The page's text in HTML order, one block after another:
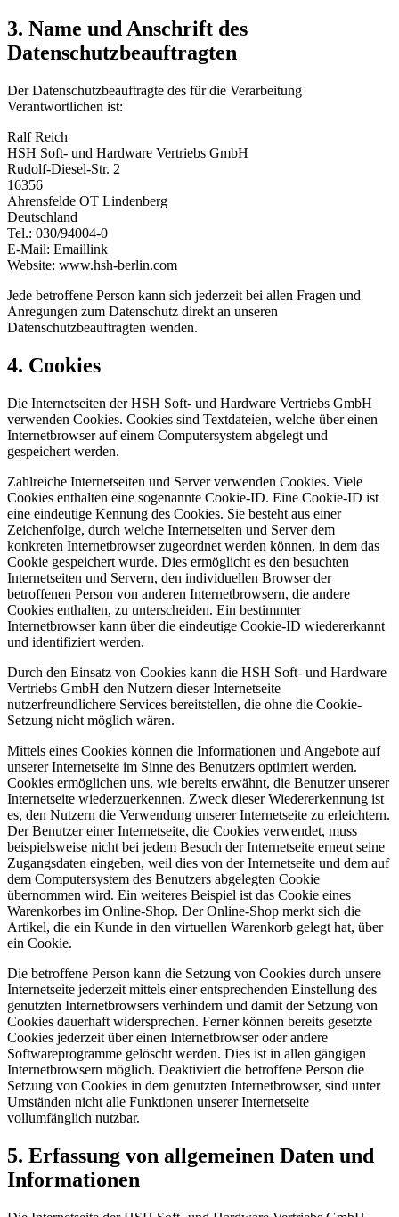
3. Name und Anschrift des
Datenschutzbeauftragten
Der Datenschutzbeauftragte des für die Verarbeitung
Verantwortlichen ist:
Ralf Reich
HSH Soft- und Hardware Vertriebs GmbH
Rudolf-Diesel-Str. 2
16356
Ahrensfelde OT Lindenberg
Deutschland
Tel.: 030/94004-0
E-Mail: Emaillink
Website: www.hsh-berlin.com
Jede betroffene Person kann sich jederzeit bei allen Fragen und
Anregungen zum Datenschutz direkt an unseren
Datenschutzbeauftragten wenden.
4. Cookies
Die Internetseiten der HSH Soft- und Hardware Vertriebs GmbH
verwenden Cookies. Cookies sind Textdateien, welche über einen
Internetbrowser auf einem Computersystem abgelegt und
gespeichert werden.
Zahlreiche Internetseiten und Server verwenden Cookies. Viele
Cookies enthalten eine sogenannte Cookie-ID. Eine Cookie-ID ist
eine eindeutige Kennung des Cookies. Sie besteht aus einer
Zeichenfolge, durch welche Internetseiten und Server dem
konkreten Internetbrowser zugeordnet werden können, in dem das
Cookie gespeichert wurde. Dies ermöglicht es den besuchten
Internetseiten und Servern, den individuellen Browser der
betroffenen Person von anderen Internetbrowsern, die andere
Cookies enthalten, zu unterscheiden. Ein bestimmter
Internetbrowser kann über die eindeutige Cookie-ID wiedererkannt
und identifiziert werden.
Durch den Einsatz von Cookies kann die HSH Soft- und Hardware
Vertriebs GmbH den Nutzern dieser Internetseite
nutzerfreundlichere Services bereitstellen, die ohne die Cookie-
Setzung nicht möglich wären.
Mittels eines Cookies können die Informationen und Angebote auf
unserer Internetseite im Sinne des Benutzers optimiert werden.
Cookies ermöglichen uns, wie bereits erwähnt, die Benutzer unserer
Internetseite wiederzuerkennen. Zweck dieser Wiedererkennung ist
es, den Nutzern die Verwendung unserer Internetseite zu erleichtern.
Der Benutzer einer Internetseite, die Cookies verwendet, muss
beispielsweise nicht bei jedem Besuch der Internetseite erneut seine
Zugangsdaten eingeben, weil dies von der Internetseite und dem auf
dem Computersystem des Benutzers abgelegten Cookie
übernommen wird. Ein weiteres Beispiel ist das Cookie eines
Warenkorbes im Online-Shop. Der Online-Shop merkt sich die
Artikel, die ein Kunde in den virtuellen Warenkorb gelegt hat, über
ein Cookie.
Die betroffene Person kann die Setzung von Cookies durch unsere
Internetseite jederzeit mittels einer entsprechenden Einstellung des
genutzten Internetbrowsers verhindern und damit der Setzung von
Cookies dauerhaft widersprechen. Ferner können bereits gesetzte
Cookies jederzeit über einen Internetbrowser oder andere
Softwareprogramme gelöscht werden. Dies ist in allen gängigen
Internetbrowsern möglich. Deaktiviert die betroffene Person die
Setzung von Cookies in dem genutzten Internetbrowser, sind unter
Umständen nicht alle Funktionen unserer Internetseite
vollumfänglich nutzbar.
5. Erfassung von allgemeinen Daten und
Informationen